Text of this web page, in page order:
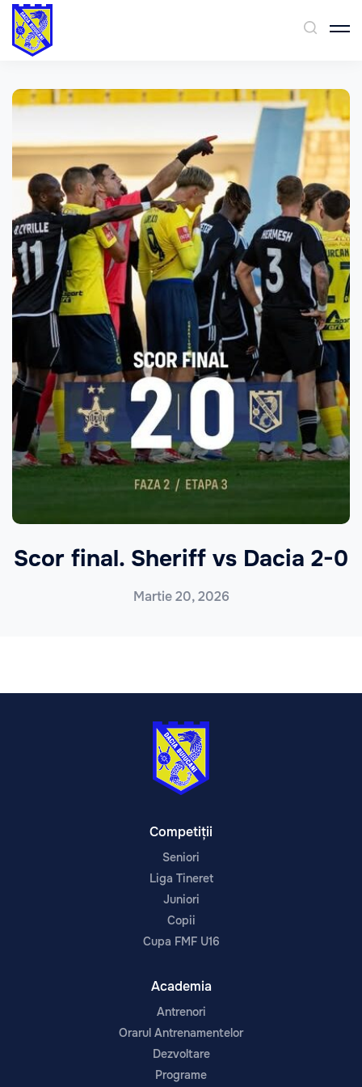
Scor final. Sheriff vs Dacia 2-0
Martie 20, 2026
Competiții
Seniori
Liga Tineret
Juniori
Copii
Cupa FMF U16
Academia
Antrenori
Orarul Antrenamentelor
Dezvoltare
Programe